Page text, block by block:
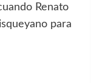
Renato
para